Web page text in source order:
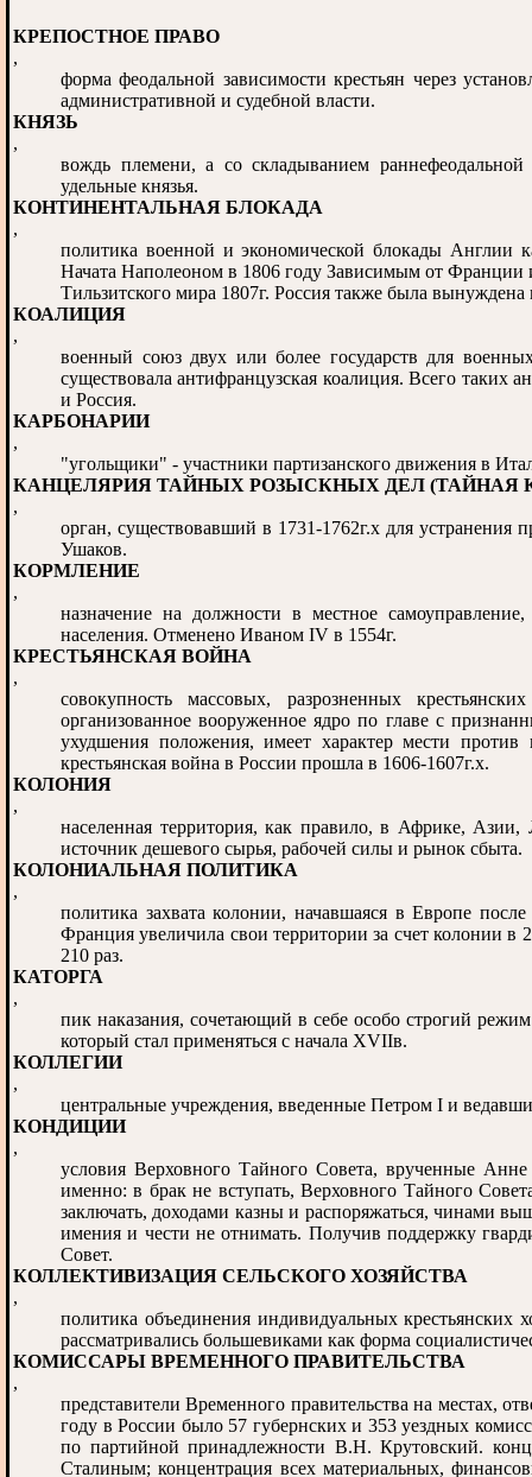
КРЕПОСТНОЕ ПРАВО
,
форма феодальной зависимости крестьян через
административной и судебной власти.
КНЯЗЬ
,
вождь племени, а со складыванием
удельные князья.
КОНТИНЕНТАЛЬНАЯ БЛОКАДА
,
политика военной и экономической блокады Англии
Начата Наполеоном в 1806 году Зависимым от Франции
Тильзитского мира 1807г. Россия также была
КОАЛИЦИЯ
,
военный союз двух или более государств для
существовала антифранцузская коалиция. Всего таких
и Россия.
КАРБОНАРИИ
,
"угольщики" - участники партизанского движения в
КАНЦЕЛЯРИЯ ТАЙНЫХ РОЗЫСКНЫХ ДЕЛ (ТАЙНАЯ
,
орган, существовавший в 1731-1762г.х для
Ушаков.
КОРМЛЕНИЕ
,
назначение на должности в местное
населения. Отменено Иваном IV в 1554г.
КРЕСТЬЯНСКАЯ ВОЙНА
,
совокупность массовых, разрозненных
организованное вооруженное ядро по главе с
ухудшения положения, имеет характер мести против
крестьянская война в России прошла в 1606-1607г.х.
КОЛОНИЯ
,
населенная территория, как правило, в Африке, Азии,
источник дешевого сырья, рабочей силы и рынок сбыта.
КОЛОНИАЛЬНАЯ ПОЛИТИКА
,
политика захвата колонии, начавшаяся в Европе
Франция увеличила свои территории за счет колонии в
210 раз.
КАТОРГА
,
пик наказания, сочетающий в себе особо строгий
который стал применяться с начала XVIIв.
КОЛЛЕГИИ
,
центральные учреждения, введенные Петром I и
КОНДИЦИИ
,
условия Верховного Тайного Совета, врученные
именно: в брак не вступать, Верховного Тайного
заключать, доходами казны и распоряжаться, чинами
имения и чести не отнимать. Получив поддержку
Совет.
КОЛЛЕКТИВИЗАЦИЯ СЕЛЬСКОГО ХОЗЯЙСТВА
,
политика объединения индивидуальных крестьянских
рассматривались большевиками как форма
КОМИССАРЫ ВРЕМЕННОГО ПРАВИТЕЛЬСТВА
,
представители Временного правительства на местах,
году в России было 57 губернских и 353 уездных
по партийной принадлежности В.Н. Крутовский.
Сталиным; концентрация всех материальных,